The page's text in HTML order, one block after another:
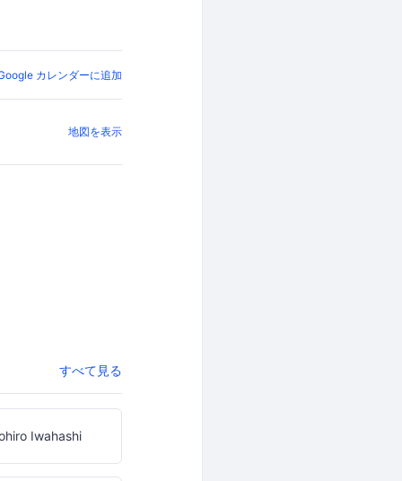
カレンダーに追加
地図を表示
すべて見る
Iwahashi